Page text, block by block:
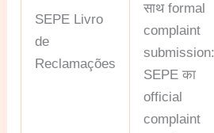
SEPE Livro
de
Reclamações
साथ formal
complaint
submission:
SEPE का
official
complaint